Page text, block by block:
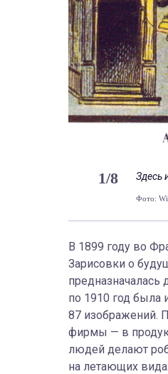
1/8 Здесь
Фото:
В 1899 году во
Зарисовки о
предназначалась
по 1910 год была
87 изображений.
фирмы — в
людей делают
на летающих